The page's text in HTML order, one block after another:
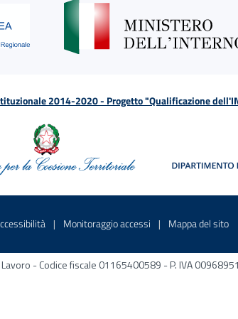
2014-2020 - Progetto "Qualificazione
una nuova finestraSito interno - Apre in una nuova finestra
Monitoraggio accessi Sito interno - Apre
Mappa del sito
- Codice fiscale 01165400589 - P. IVA